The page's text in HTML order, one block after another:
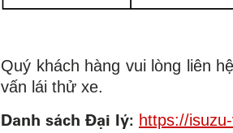
Quý khách hàng vui lòng liên
vấn lái thử xe.
Danh sách Đại lý: https://